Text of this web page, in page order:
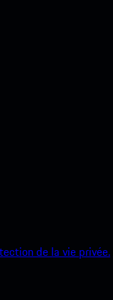
de la vie privée.